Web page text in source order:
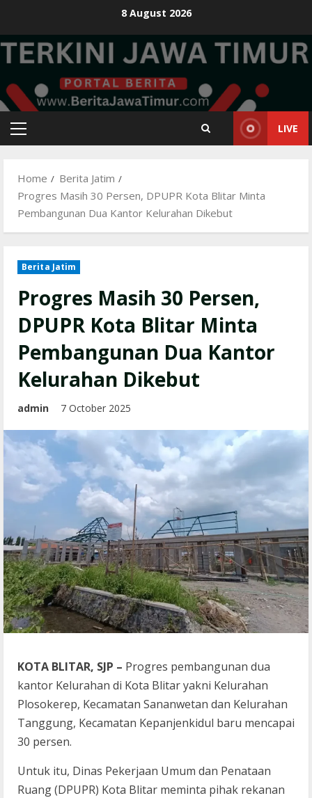
content
8 August 2026
Primary
LIVE
Home
Berita Jatim
Progres Masih 30 Persen, DPUPR Kota Blitar Minta
Pembangunan Dua Kantor Kelurahan Dikebut
Berita Jatim
Progres Masih 30 Persen,
DPUPR Kota Blitar Minta
Pembangunan Dua Kantor
Kelurahan Dikebut
admin 7 October 2025
KOTA BLITAR, SJP – Progres pembangunan dua
kantor Kelurahan di Kota Blitar yakni Kelurahan
Plosokerep, Kecamatan Sananwetan dan Kelurahan
Tanggung, Kecamatan Kepanjenkidul baru mencapai
30 persen.
Untuk itu, Dinas Pekerjaan Umum dan Penataan
Ruang (DPUPR) Kota Blitar meminta pihak rekanan